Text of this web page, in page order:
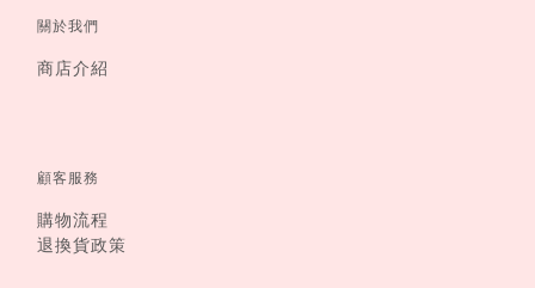
關於我們
商店介紹
顧客服務
購物流程
退換貨政策